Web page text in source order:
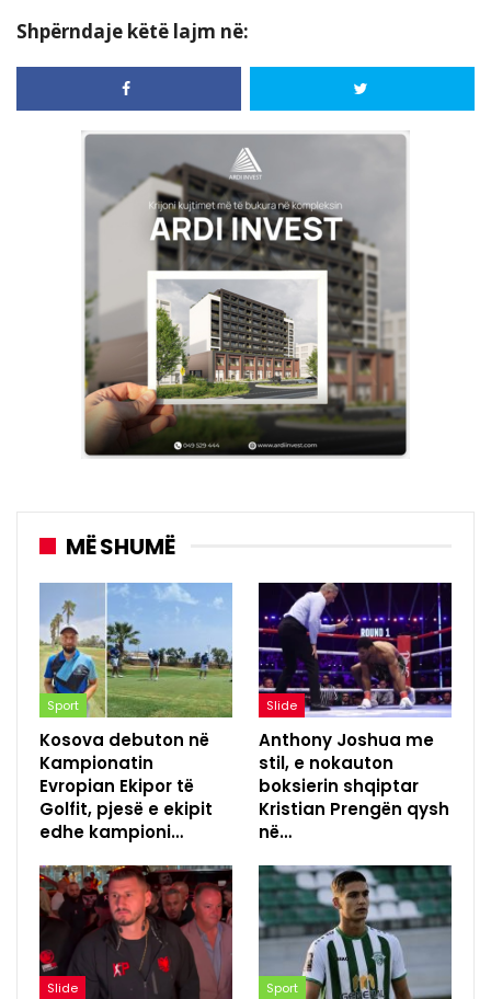
Shpërndaje këtë lajm në:
MË SHUMË
Sport
Kosova debuton në
Kampionatin
Evropian Ekipor të
Golfit, pjesë e ekipit
edhe kampioni…
Slide
Anthony Joshua me
stil, e nokauton
boksierin shqiptar
Kristian Prengën qysh
në…
Slide Sport